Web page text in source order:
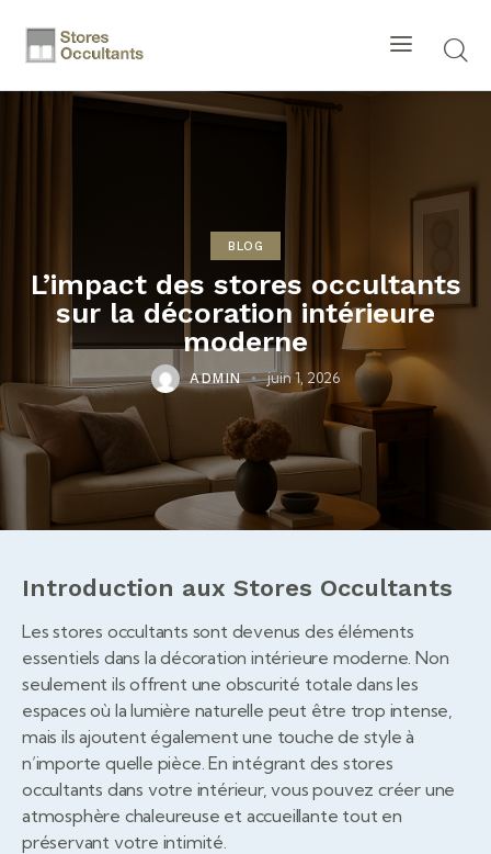
BLOG
L’impact des stores occultants
sur la décoration intérieure
moderne
ADMIN juin 1, 2026
Introduction aux Stores Occultants
Les stores occultants sont devenus des éléments
essentiels dans la décoration intérieure moderne. Non
seulement ils offrent une obscurité totale dans les
espaces où la lumière naturelle peut être trop intense,
mais ils ajoutent également une touche de style à
n’importe quelle pièce. En intégrant des stores
occultants dans votre intérieur, vous pouvez créer une
atmosphère chaleureuse et accueillante tout en
préservant votre intimité.